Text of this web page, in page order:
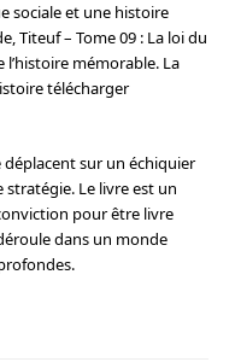
sociale et une histoire
Titeuf – Tome 09 : La loi du
mémorable. La
télécharger
déplacent sur un échiquier
Le livre est un
pour être livre
dans un monde